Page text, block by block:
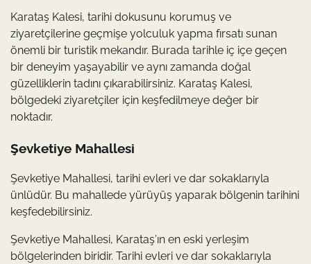
Karataş Kalesi, tarihi dokusunu korumuş ve
ziyaretçilerine geçmişe yolculuk yapma fırsatı sunan
önemli bir turistik mekandır. Burada tarihle iç içe geçen
bir deneyim yaşayabilir ve aynı zamanda doğal
güzelliklerin tadını çıkarabilirsiniz. Karataş Kalesi,
bölgedeki ziyaretçiler için keşfedilmeye değer bir
noktadır.
Şevketiye Mahallesi
Şevketiye Mahallesi, tarihi evleri ve dar sokaklarıyla
ünlüdür. Bu mahallede yürüyüş yaparak bölgenin tarihini
keşfedebilirsiniz.
Şevketiye Mahallesi, Karataş’ın en eski yerleşim
bölgelerinden biridir. Tarihi evleri ve dar sokaklarıyla